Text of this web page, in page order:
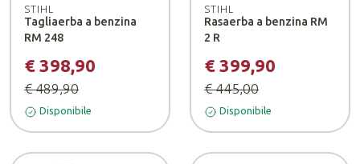
STIHL
Tagliaerba a benzina
RM 248
€ 398,90
€ 489,90
Disponibile
STIHL
Rasaerba a benzina RM
2 R
€ 399,90
€ 445,00
Disponibile